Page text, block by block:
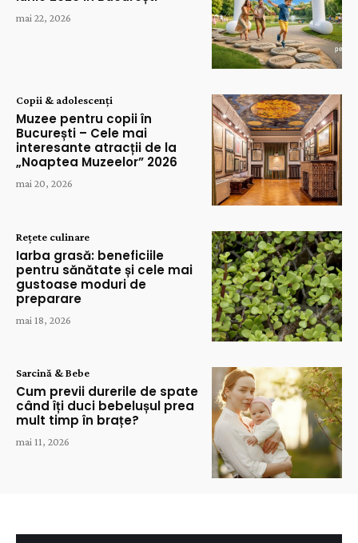
mai 22, 2026
Copii & adolescenți
Muzee pentru copii în
București – Cele mai
interesante atracții de la
„Noaptea Muzeelor” 2026
mai 20, 2026
Rețete culinare
Iarba grasă: beneficiile
pentru sănătate și cele mai
gustoase moduri de
preparare
mai 18, 2026
Sarcină & Bebe
Cum previi durerile de spate
când îți duci bebelușul prea
mult timp în brațe?
mai 11, 2026